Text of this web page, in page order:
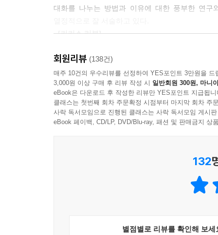
로는 그것만으로도 충분하다. --- p.193
불만 사항 때문에 배우자에게 짜증을 낼 때, 당신
것인가? --- p.208
사과가 불가능한 일은 존재하지 않는다. 오히려
--- p.229
대화를 나누는 방법과 이유에 대한 풍부한 연
- [커커스 리뷰]
회원리뷰 (138건)
매주 10건의 우수리뷰를 선정하여 YES포인트 3만원을 드
3,000원 이상 구매 후 리뷰 작성 시 일반회원 300원, 마니
eBook은 다운로드 후 작성한 리뷰만 YES포인트 지급됩니
클래스는 첫번째 회차 주문확정 시점부터 마지막 회차 주
사락 독서모임으로 진행된 클래스는 사락 독서모임 게시
eBook 페이백, CD/LP, DVD/Blu-ray, 패션 및 판매금지 상
132
별점별로 리뷰를 확인해 보세